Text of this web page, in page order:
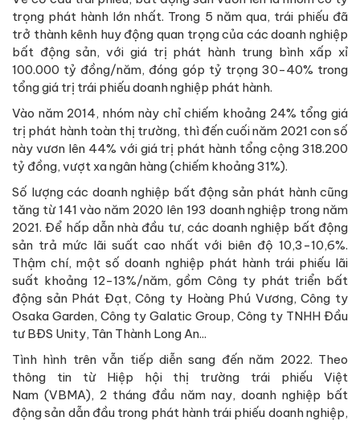
trọng phát hành lớn nhất. Trong 5 năm qua, trái phiếu đã
trở thành kênh huy động quan trọng của các doanh nghiệp
bất động sản, với giá trị phát hành trung bình xấp xỉ
100.000 tỷ đồng/năm, đóng góp tỷ trọng 30-40% trong
tổng giá trị trái phiếu doanh nghiệp phát hành.
Vào năm 2014, nhóm này chỉ chiếm khoảng 24% tổng giá
trị phát hành toàn thị trường, thì đến cuối năm 2021 con số
này vươn lên 44% với giá trị phát hành tổng cộng 318.200
tỷ đồng, vượt xa ngân hàng (chiếm khoảng 31%).
Số lượng các doanh nghiệp bất động sản phát hành cũng
tăng từ 141 vào năm 2020 lên 193 doanh nghiệp trong năm
2021. Để hấp dẫn nhà đầu tư, các doanh nghiệp bất động
sản trả mức lãi suất cao nhất với biên độ 10,3-10,6%.
Thậm chí, một số doanh nghiệp phát hành trái phiếu lãi
suất khoảng 12-13%/năm, gồm Công ty phát triển bất
động sản Phát Đạt, Công ty Hoàng Phú Vương, Công ty
Osaka Garden, Công ty Galatic Group, Công ty TNHH Đầu
tư BĐS Unity, Tân Thành Long An...
Tình hình trên vẫn tiếp diễn sang đến năm 2022. Theo
thông tin từ Hiệp hội thị trường trái phiếu Việt
Nam (VBMA), 2 tháng đầu năm nay, doanh nghiệp bất
động sản dẫn đầu trong phát hành trái phiếu doanh nghiệp,